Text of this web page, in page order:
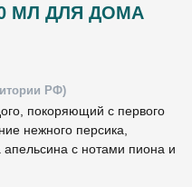
МЛ ДЛЯ ДОМА
РФ)
покоряющий с первого
нежного персика,
апельсина с нотами пиона и